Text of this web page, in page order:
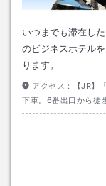
いつまでも滞在し
のビジネスホテル
ります。
アクセス：
【JR】
下車。6番出口から徒
り、「博多駅」で地